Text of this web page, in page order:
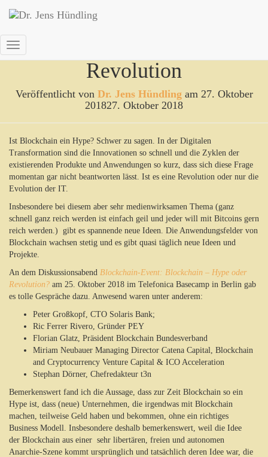
Navigation
Revolution
Veröffentlicht von Dr. Jens Hündlingam 27. Oktober
201827. Oktober 2018
Ist Blockchain ein Hype? Schwer zu sagen. In der Digitalen
Transformation sind die Innovationen so schnell und die Zyklen der
existierenden Produkte und Anwendungen so kurz, dass sich diese Frage
momentan gar nicht beantworten lässt. Ist es eine Revolution oder nur die
Evolution der IT.
Insbesondere bei diesem aber sehr medienwirksamen Thema (ganz
schnell ganz reich werden ist einfach geil und jeder will mit Bitcoins gern
reich werden.) gibt es spannende neue Ideen. Die Anwendungsfelder von
Blockchain wachsen stetig und es gibt quasi täglich neue Ideen und
Projekte.
An dem Diskussionsabend Blockchain-Event: Blockchain – Hype oder
Revolution? am 25. Oktober 2018 im Telefonica Basecamp in Berlin gab
es tolle Gespräche dazu. Anwesend waren unter anderem:
Peter Großkopf, CTO Solaris Bank;
Ric Ferrer Rivero, Gründer PEY
Florian Glatz, Präsident Blockchain Bundesverband
Miriam Neubauer Managing Director Catena Capital, Blockchain
and Cryptocurrency Venture Capital & ICO Acceleration
Stephan Dörner, Chefredakteur t3n
Bemerkenswert fand ich die Aussage, dass zur Zeit Blockchain so ein
Hype ist, dass (neue) Unternehmen, die irgendwas mit Blockchain
machen, teilweise Geld haben und bekommen, ohne ein richtiges
Business Modell. Insbesondere deshalb bemerkenswert, weil die Idee
der Blockchain aus einer sehr libertären, freien und autonomen
Anarchie-Szene kommt ursprünglich und tatsächlich deren Idee war, die